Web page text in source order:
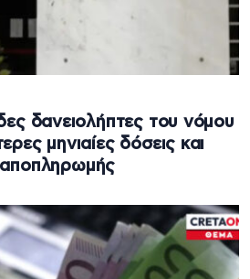
δανειολήπτες του νόμου
μηνιαίες δόσεις και